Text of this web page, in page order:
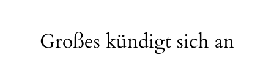
Großes kündigt sich an